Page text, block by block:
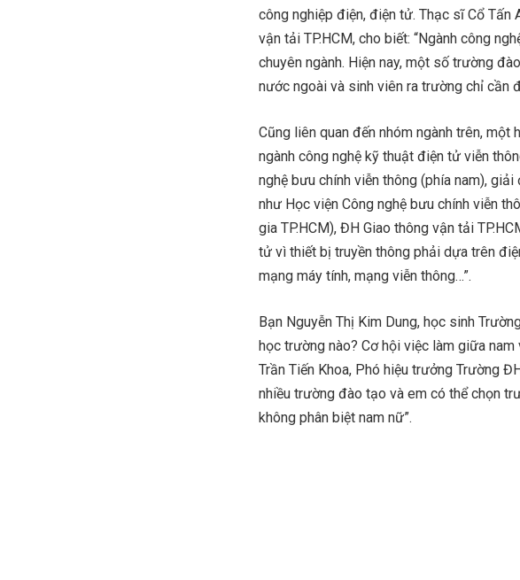
công nghiệp điện, điện tử. Thạc sĩ Cổ
vận tải TP.HCM, cho biết: “Ngành công
chuyên ngành. Hiện nay, một số trường
nước ngoài và sinh viên ra trường chỉ cần
Cũng liên quan đến nhóm ngành trên,
ngành công nghệ kỹ thuật điện tử viễn
nghệ bưu chính viễn thông (phía nam),
như Học viện Công nghệ bưu chính viễn
gia TP.HCM), ĐH Giao thông vận tải
tử vì thiết bị truyền thông phải dựa trên
mạng máy tính, mạng viễn thông…”.
Bạn Nguyễn Thị Kim Dung, học sinh
học trường nào? Cơ hội việc làm giữa nam
Trần Tiến Khoa, Phó hiệu trưởng Trường
nhiều trường đào tạo và em có thể chọn
không phân biệt nam nữ”.